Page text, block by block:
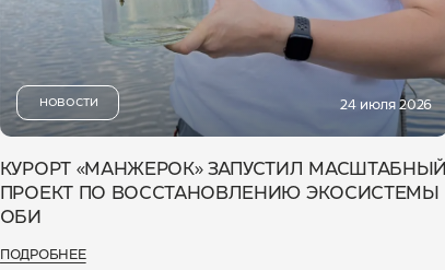
НОВОСТИ 24 июля 2026
КУРОРТ «МАНЖЕРОК» ЗАПУСТИЛ МАСШТАБНЫЙ
ПРОЕКТ ПО ВОССТАНОВЛЕНИЮ ЭКОСИСТЕМЫ
ОБИ
ПОДРОБНЕЕ